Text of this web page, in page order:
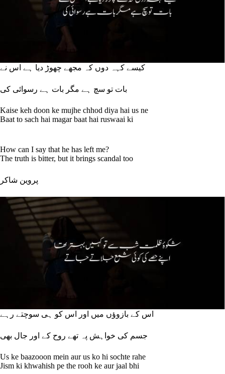
کیسے کہہ دوں کہ مجھے چھوڑ دیا ہے اس نے
بات تو سچ ہے مگر بات ہے رسوائی کی
Kaise keh doon ke mujhe chhod diya hai us ne
Baat to sach hai magar baat hai ruswaai ki
How can I say that he has left me?
The truth is bitter, but it brings scandal too
پروین شاکر
اس کے بازوؤں میں اور اس کو ہی سوچتے رہے
جسم کی خواہش پہ تھے روح کے اور جال بھی
Us ke baazooon mein aur us ko hi sochte rahe
Jism ki khwahish pe the rooh ke aur jaal bhi